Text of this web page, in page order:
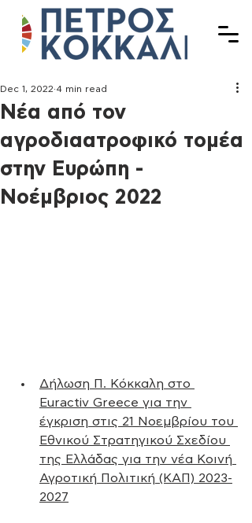
Νέα από τον
αγροδιαατροφικό τομέα
στην Ευρώπη -
Νοέμβριος 2022
Dec 1, 2022 4 min read
Δήλωση Π. Κόκκαλη στο
Euractiv Greece για την
έγκριση στις 21 Νοεμβρίου του
Εθνικού Στρατηγικού Σχεδίου
της Ελλάδας για την νέα Κοινή
Αγροτική Πολιτική (ΚΑΠ) 2023-
2027